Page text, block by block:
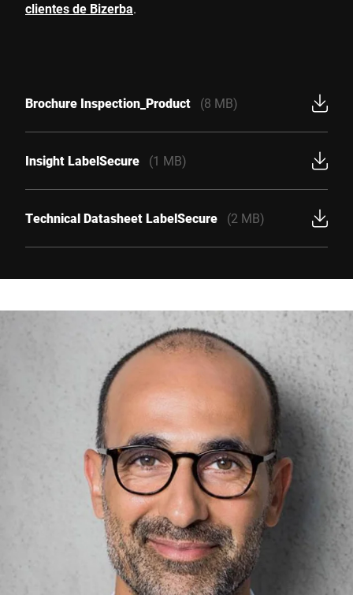
clientes de Bizerba.
Brochure Inspection_Product (8 MB)
Insight LabelSecure (1 MB)
Technical Datasheet LabelSecure (2 MB)